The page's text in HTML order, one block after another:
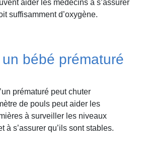
aider les médecins à s’assurer
suffisamment d’oxygène.
bébé prématuré
prématuré peut chuter
de pouls peut aider les
à surveiller les niveaux
à s’assurer qu’ils sont stables.